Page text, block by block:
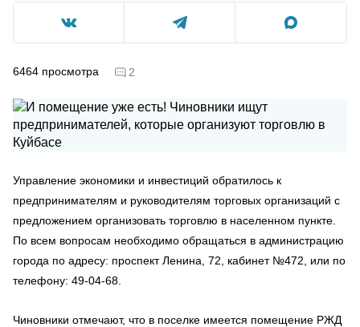
6464 просмотра 2
Управление экономики и инвестиций обратилось к
предпринимателям и руководителям торговых организаций с
предложением организовать торговлю в населенном пункте.
По всем вопросам необходимо обращаться в администрацию
города по адресу: проспект Ленина, 72, кабинет №472, или по
телефону: 49-04-68.
Чиновники отмечают, что в поселке имеется помещение РЖД